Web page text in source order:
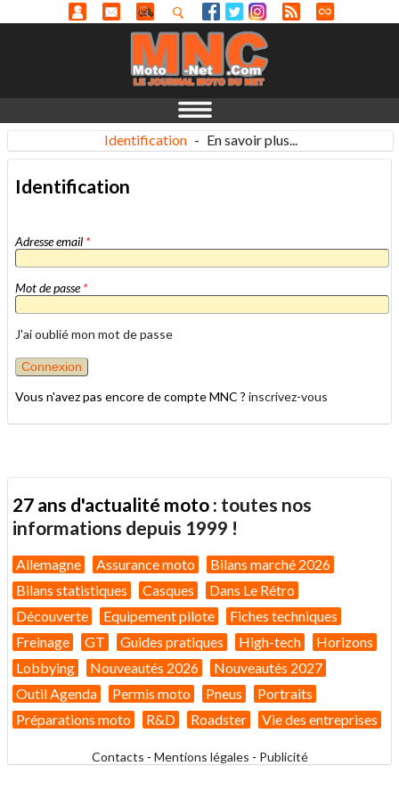
Identification - En savoir plus...
Identification
Adresse email *
Mot de passe*
J'ai oublié mon mot de passe
Vous n'avez pas encore de compte MNC ? inscrivez-vous
27 ans d'actualité moto : toutes nos
informations depuis 1999 !
Allemagne Assurance moto
Bilans marché 2026
Bilans statistiques
Casques
Dans Le Rétro
Découverte
Equipement pilote
Fiches techniques
Freinage
GT Guides pratiques High-tech
Horizons
Lobbying
Nouveautés 2026
Nouveautés 2027
Outil Agenda
Permis moto Pneus
Portraits
Préparations moto
R&D Roadster Vie des entreprises
Contacts - Mentions légales - Publicité